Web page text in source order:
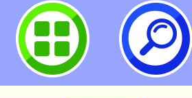
遷教育線上研習-桃